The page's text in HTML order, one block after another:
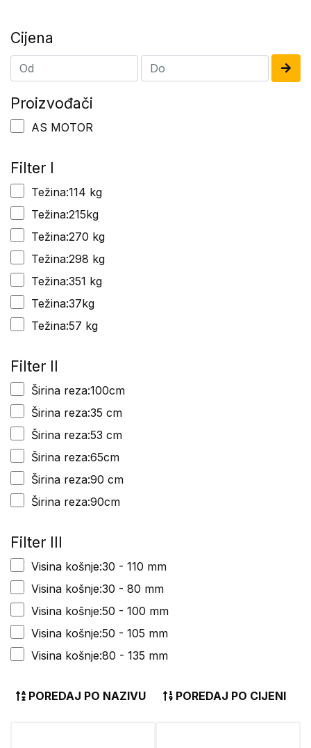
Cijena
Proizvođači
AS MOTOR
Filter I
Težina:114 kg
Težina:215kg
Težina:270 kg
Težina:298 kg
Težina:351 kg
Težina:37kg
Težina:57 kg
Filter II
Širina reza:100cm
Širina reza:35 cm
Širina reza:53 cm
Širina reza:65cm
Širina reza:90 cm
Širina reza:90cm
Filter III
Visina košnje:30 - 110 mm
Visina košnje:30 - 80 mm
Visina košnje:50 - 100 mm
Visina košnje:50 - 105 mm
Visina košnje:80 - 135 mm
POREDAJ PO NAZIVU POREDAJ PO CIJENI